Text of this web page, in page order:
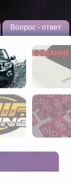
Вопрос - ответ